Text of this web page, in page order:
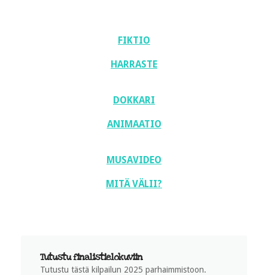
FIKTIO
HARRASTE
DOKKARI
ANIMAATIO
MUSAVIDEO
MITÄ VÄLII?
Tutustu finalistielokuviin
Tutustu tästä kilpailun 2025 parhaimmistoon.